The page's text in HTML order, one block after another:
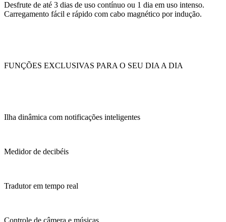
Desfrute de até 3 dias de uso contínuo ou 1 dia em uso intenso.
Carregamento fácil e rápido com cabo magnético por indução.
FUNÇÕES EXCLUSIVAS PARA O SEU DIA A DIA
Ilha dinâmica com notificações inteligentes
Medidor de decibéis
Tradutor em tempo real
Controle de câmera e músicas